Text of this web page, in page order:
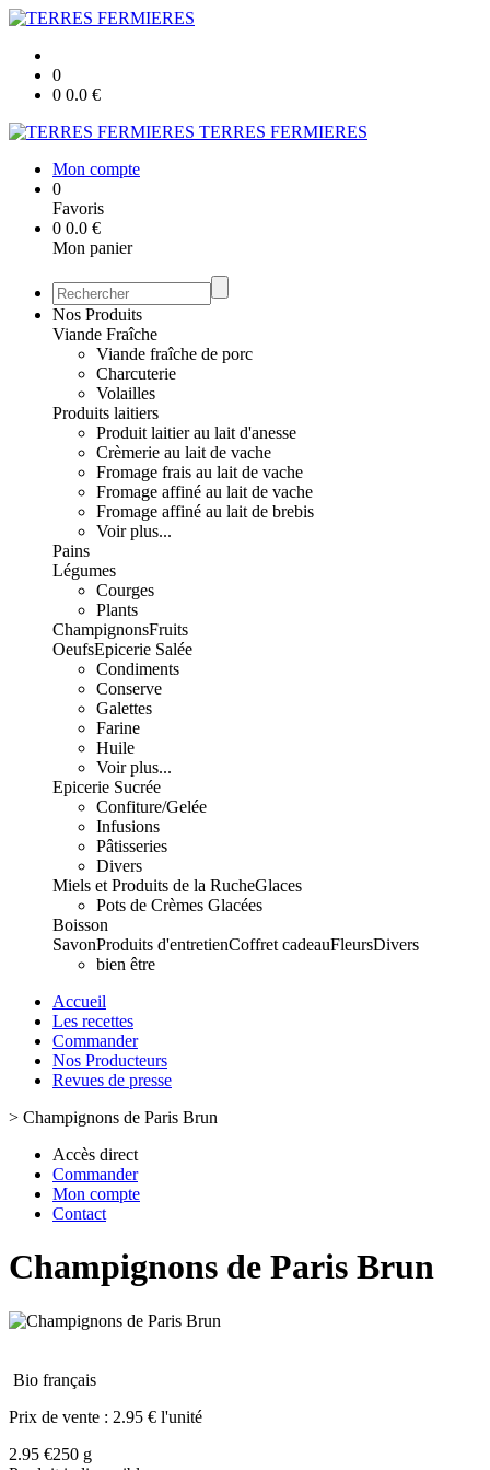
0
0 0.0 €
TERRES FERMIERES
Mon compte
0
Favoris
0 0.0 €
Mon panier
Nos Produits
Viande Fraîche
Viande fraîche de porc
Charcuterie
Volailles
Produits laitiers
Produit laitier au lait d'anesse
Crèmerie au lait de vache
Fromage frais au lait de vache
Fromage affiné au lait de vache
Fromage affiné au lait de brebis
Voir plus...
Pains
Légumes
Courges
Plants
ChampignonsFruits
OeufsEpicerie Salée
Condiments
Conserve
Galettes
Farine
Huile
Voir plus...
Epicerie Sucrée
Confiture/Gelée
Infusions
Pâtisseries
Divers
Miels et Produits de la RucheGlaces
Pots de Crèmes Glacées
Boisson
SavonProduits d'entretienCoffret cadeauFleursDivers
bien être
Accueil
Les recettes
Commander
Nos Producteurs
Revues de presse
> Champignons de Paris Brun
Accès direct
Commander
Mon compte
Contact
Champignons de Paris Brun
Bio français
Prix de vente : 2.95 € l'unité
2.95 €250 g